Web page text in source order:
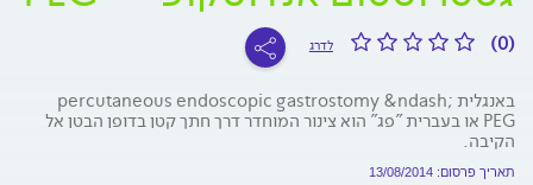
(0) לדרג
באנגלית percutaneous endoscopic gastrostomy &ndash;
PEG או בעברית "פג" הוא צינור המוחדר דרך חתך קטן בדופן הבטן אל
הקיבה.
תאריך פרסום: 13/08/2014